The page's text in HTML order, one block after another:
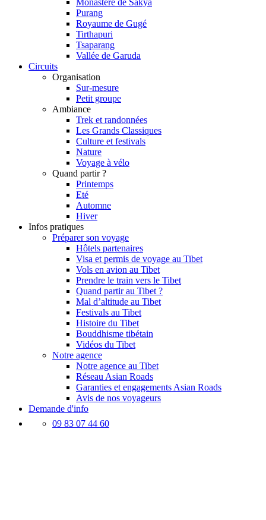
Purang
Royaume de Gugé
Tirthapuri
Tsaparang
Vallée de Garuda
Circuits
Organisation
Sur-mesure
Petit groupe
Ambiance
Trek et randonnées
Les Grands Classiques
Culture et festivals
Nature
Voyage à vélo
Quand partir ?
Printemps
Eté
Automne
Hiver
Infos pratiques
Préparer son voyage
Hôtels partenaires
Visa et permis de voyage au Tibet
Vols en avion au Tibet
Prendre le train vers le Tibet
Quand partir au Tibet ?
Mal d’altitude au Tibet
Festivals au Tibet
Histoire du Tibet
Bouddhisme tibétain
Vidéos du Tibet
Notre agence
Notre agence au Tibet
Réseau Asian Roads
Garanties et engagements Asian Roads
Avis de nos voyageurs
Demande d'info
09 83 07 44 60